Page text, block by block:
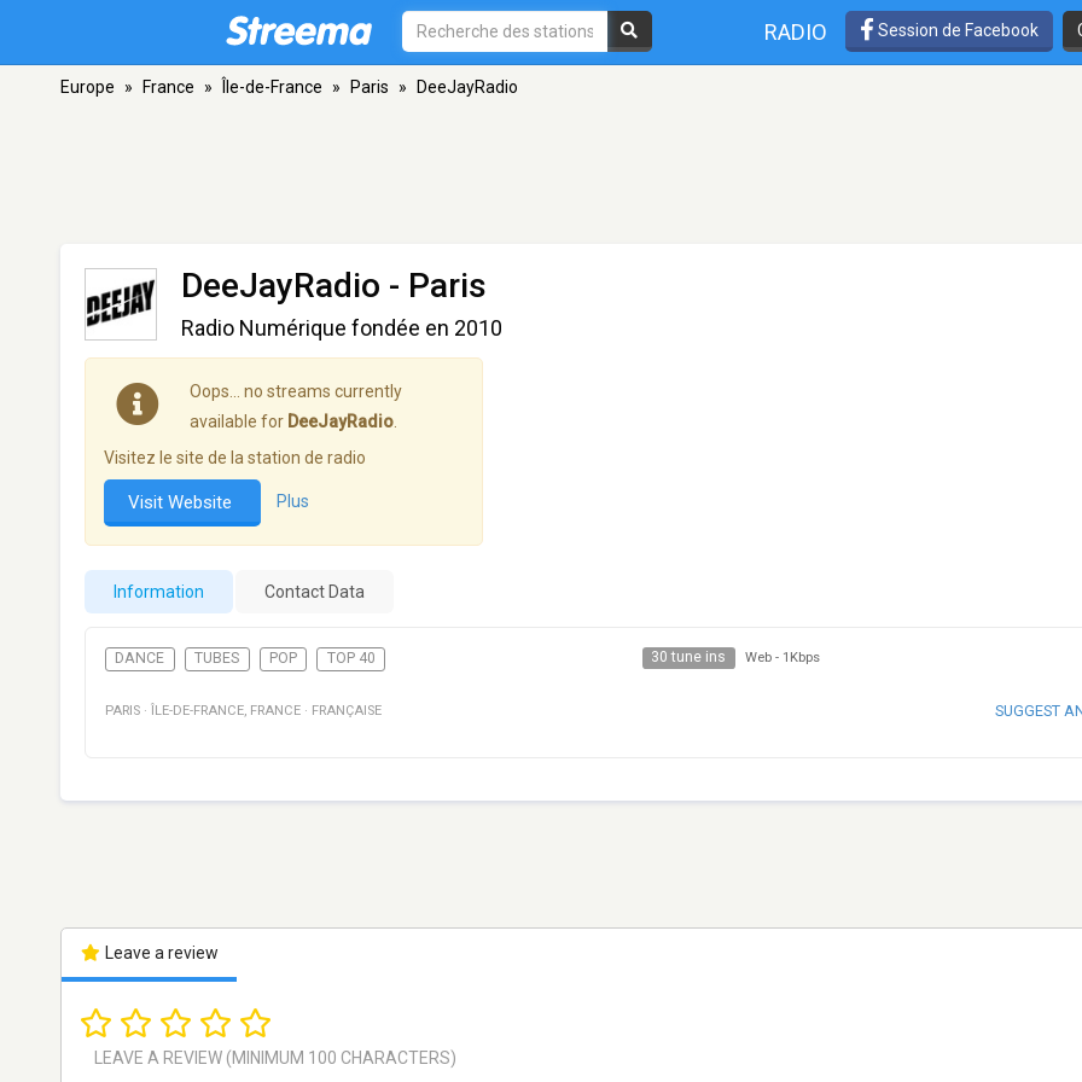
RADIO Session de Facebook
Europe » France » Île-de-France » Paris » DeeJayRadio
DeeJayRadio - Paris
Radio Numérique fondée en 2010
Oops… no streams currently
available for DeeJayRadio
Visitez le site de la station de radio
Visit Website Plus
Information Contact Data
DANCE TUBES POP TOP 40 30 tune ins Web - 1Kbps
PARIS · ÎLE-DE-FRANCE, FRANCE · FRANÇAISE SUGGEST
Leave a review